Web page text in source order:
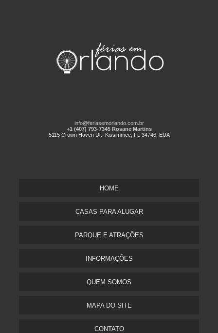
info@feriasemorlando.com.br
+1 (407) 793-7345 Rosane Martins
5115 Crown Haven Dr., Kissimmee, FL 34746, EUA
HOME
CASAS PARA ALUGAR
PARQUE E ATRAÇÕES
INFORMAÇÕES
QUEM SOMOS
MAPA DO SITE
CONTATO